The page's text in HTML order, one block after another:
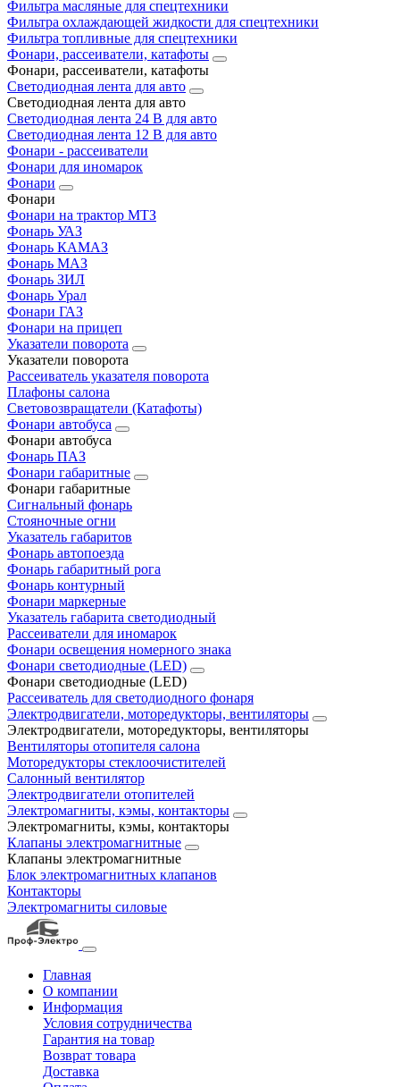
Фильтра масляные для спецтехники
Фильтра охлаждающей жидкости для спецтехники
Фильтра топливные для спецтехники
Фонари, рассеиватели, катафоты
Фонари, рассеиватели, катафоты
Светодиодная лента для авто
Светодиодная лента для авто
Светодиодная лента 24 В для авто
Светодиодная лента 12 В для авто
Фонари - рассеиватели
Фонари для иномарок
Фонари
Фонари
Фонари на трактор МТЗ
Фонарь УАЗ
Фонарь КАМАЗ
Фонарь МАЗ
Фонарь ЗИЛ
Фонарь Урал
Фонари ГАЗ
Фонари на прицеп
Указатели поворота
Указатели поворота
Рассеиватель указателя поворота
Плафоны салона
Световозвращатели (Катафоты)
Фонари автобуса
Фонари автобуса
Фонарь ПАЗ
Фонари габаритные
Фонари габаритные
Сигнальный фонарь
Стояночные огни
Указатель габаритов
Фонарь автопоезда
Фонарь габаритный рога
Фонарь контурный
Фонари маркерные
Указатель габарита светодиодный
Рассеиватели для иномарок
Фонари освещения номерного знака
Фонари светодиодные (LED)
Фонари светодиодные (LED)
Рассеиватель для светодиодного фонаря
Электродвигатели, моторедукторы, вентиляторы
Электродвигатели, моторедукторы, вентиляторы
Вентиляторы отопителя салона
Моторедукторы стеклоочистителей
Салонный вентилятор
Электродвигатели отопителей
Электромагниты, кэмы, контакторы
Электромагниты, кэмы, контакторы
Клапаны электромагнитные
Клапаны электромагнитные
Блок электромагнитных клапанов
Контакторы
Электромагниты силовые
Главная
О компании
Информация
Условия сотрудничества
Гарантия на товар
Возврат товара
Доставка